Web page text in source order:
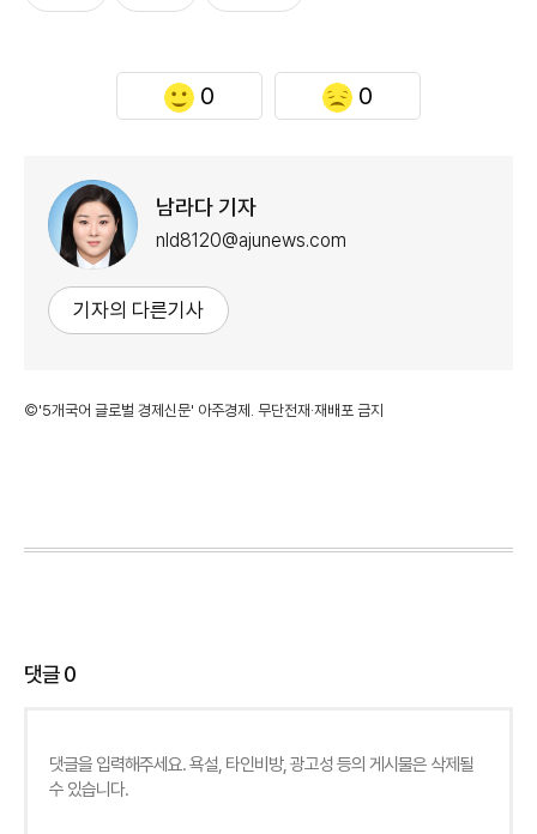
0 0
남라다 기자
nld8120@ajunews.com
기자의 다른기사
©'5개국어 글로벌 경제신문' 아주경제. 무단전재·재배포 금지
댓글0